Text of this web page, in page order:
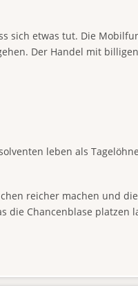
sich etwas tut. Die
Der Handel mit
leben als
reicher machen und
die Chancenblase platzen